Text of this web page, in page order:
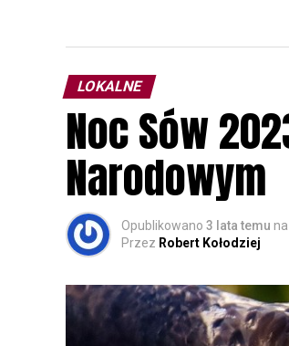
LOKALNE
Noc Sów
Narodowym
Opublikowano 3 lata temu na
Przez Robert Kołodziej